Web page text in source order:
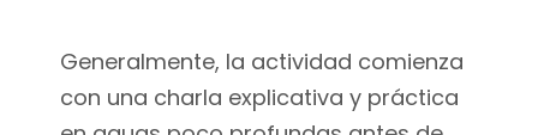
Generalmente, la actividad comienza
con una charla explicativa y práctica